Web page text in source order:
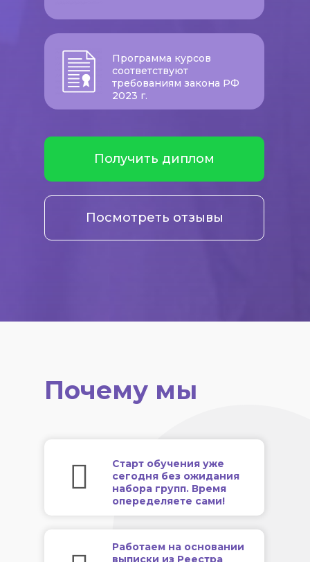
Получить диплом
Программа курсов
соответствуют
требованиям закона РФ
2023 г.
Посмотреть отзывы
Почему мы
Старт обучения уже
сегодня без ожидания
набора групп. Время
опеределяете сами!
Работаем на основании
выписки из Реестра